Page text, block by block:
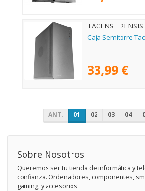
TACENS - 2ENSIS
Caja Semitorre
33,99 €
ANT. 01 02 03 04
Sobre Nosotros
Queremos ser tu tienda de informática y
confianza. Ordenadores, componentes,
gaming, y accesorios